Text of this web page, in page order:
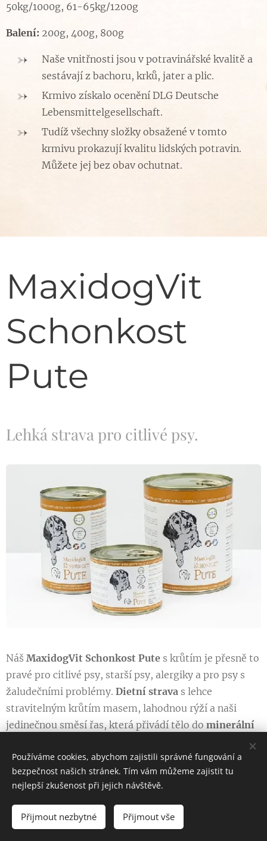
50kg/1000g, 61-65kg/1200g
Balení: 200g, 400g, 800g
Naše vnitřnosti jsou v potravinářské kvalitě a
sestávají z bachoru, krků, jater a plic.
Krmivo získalo ocenění DLG Deutsche
Lebensmittelgesellschaft.
Tudíž všechny složky obsažené v tomto
krmivu prokazují kvalitu lidských potravin.
Můžete jej bez obav ochutnat.
MaxidogVit
Schonkost
Pute
Lehká strava pro citlivé psy.
Náš MaxidogVit Schonkost Pute s krůtím je přesně to
pravé pro citlivé psy, starší psy, alergiky a pro psy s
žaludečními problémy. Dietní strava s lehce
stravitelným krůtím masem, lahodnou rýží a naši
jedinečnou směsí řas, která přivádí tělo do minerální
co potřebuje pro dlouhý a zdravý život.
Složení:maso a vnitřnosti 69% krůtí maso, 4% rýže,
masový vývar, řasy. Krmivo získalo ocenění DLG
Deutsche Lebensmittelgesellschaft. Tudíž všechny
Používáme cookies, abychom zajistili správné fungování a
bezpečnost našich stránek. Tím vám můžeme zajistit tu
nejlepší zkušenost při jejich návštěvě.
Přijmout nezbytné Přijmout vše